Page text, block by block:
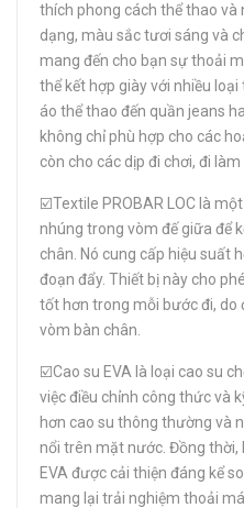
thích phong cách thể thao và
dạng, màu sắc tươi sáng và
mang đến cho bạn sự thoải
thể kết hợp giày với nhiều
áo thể thao đến quần jeans
không chỉ phù hợp cho các
còn cho các dịp đi chơi, đi làm
☑️Textile PROBAR LOC là
nhúng trong vòm đế giữa để
chân. Nó cung cấp hiệu suất
đoạn đẩy. Thiết bị này cho
tốt hơn trong mỗi bước đi, do
vòm bàn chân.
☑️Cao su EVA là loại cao su
việc điều chỉnh công thức và
hơn cao su thông thường và
nổi trên mặt nước. Đồng
EVA được cải thiện đáng kể
mang lại trải nghiệm thoải